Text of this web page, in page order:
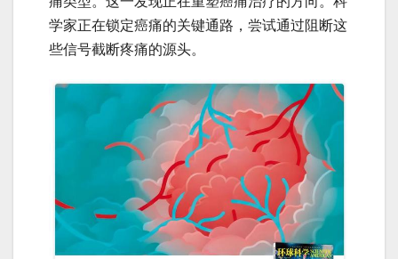
学家正在锁定癌痛的关键通路，尝试通过阻断这
些信号截断疼痛的源头。